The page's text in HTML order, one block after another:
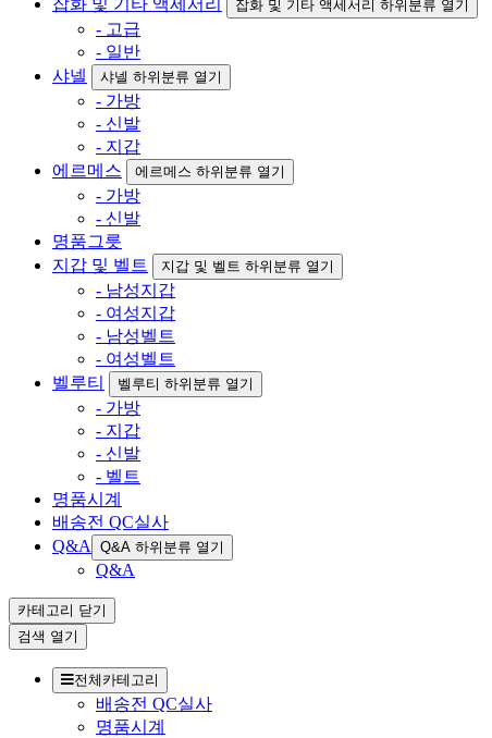
잡화 및 기타 액세서리 하위분류 열기
- 고급
- 일반
샤넬
샤넬 하위분류 열기
- 가방
- 신발
- 지갑
에르메스
에르메스 하위분류 열기
- 가방
- 신발
명품그릇
지갑 및 벨트
지갑 및 벨트 하위분류 열기
- 남성지갑
- 여성지갑
- 남성벨트
- 여성벨트
벨루티
벨루티 하위분류 열기
- 가방
- 지갑
- 신발
- 벨트
명품시계
배송전 QC실사
Q&A
Q&A 하위분류 열기
Q&A
카테고리 닫기
검색 열기
전체카테고리
배송전 QC실사
명품시계